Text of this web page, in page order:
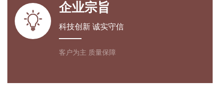

企业宗旨
科技创新 诚实守信
客户为主 质量保障